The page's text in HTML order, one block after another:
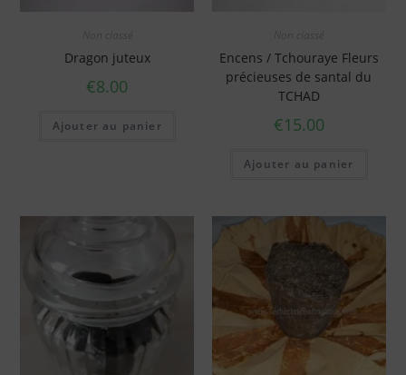
Non classé
Dragon juteux
€8.00
Ajouter au panier
Non classé
Encens / Tchouraye Fleurs
précieuses de santal du
TCHAD
€15.00
Ajouter au panier